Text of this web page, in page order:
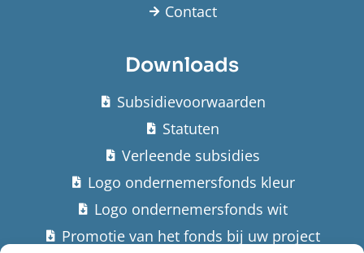
Contact
Downloads
Subsidievoorwaarden
Statuten
Verleende subsidies
Logo ondernemersfonds kleur
Logo ondernemersfonds wit
Promotie van het fonds bij uw project